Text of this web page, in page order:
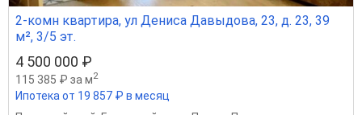
2-комн квартира, ул Дениса Давыдова, 23, д. 23, 39
м², 3/5 эт.
4 500 000 ₽
115 385 ₽ за м2
Ипотека от 19 857 ₽ в месяц